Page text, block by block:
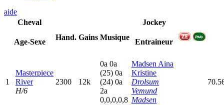
aide
Cheval
Age-Sexe
Hand. Gains Musique
Jockey
Entraineur
1
Masterpiece
River
H/6
2300 12k
0a 0a
(25) 0a
(24) 0a
2a
0,0,0,0,8
Madsen Aina
Kristine
Drolsum
Vemund
Madsen